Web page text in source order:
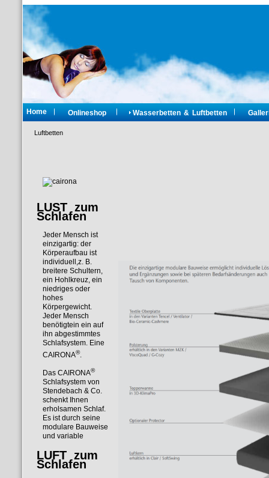
Home Onlineshop Wasserbetten & Luftbetten
Luftbetten
LUST zum
Schlafen
Jeder Mensch ist
einzigartig: der
Körperaufbau ist
individuell,z. B.
breitere Schultern,
ein Hohlkreuz, ein
niedriges oder
hohes
Körpergewicht.
Jeder Mensch
benötigtein ein auf
ihn abgestimmtes
Schlafsystem. Eine
CAIRONA®.
Das CAIRONA®
Schlafsystem von
Stendebach & Co.
schenkt Ihnen
erholsamen Schlaf.
Es ist durch seine
modulare Bauweise
und variable
LUFT zum
Schlafen